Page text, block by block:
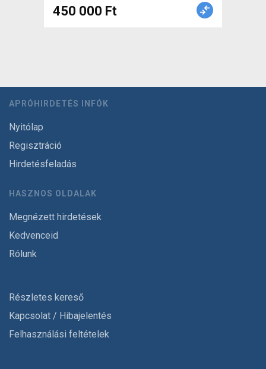
450 000 Ft
APRÓHIRDETÉS INFÓK
Nyitólap
Regisztráció
Hirdetésfeladás
HASZNOS OLDALAK
Megnézett hirdetések
Kedvenceid
Rólunk
Részletes kereső
Kapcsolat / Hibajelentés
Felhasználási feltételek